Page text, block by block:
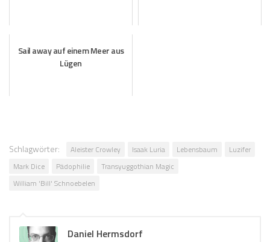
Sail away auf einem Meer aus
Lügen
Schlagwörter: Aleister Crowley Isaak Luria Lebensbaum
Luzifer
Mark Dice
Pädophilie
Transyuggothian Magic
William 'Bill' Schnoebelen
Daniel Hermsdorf